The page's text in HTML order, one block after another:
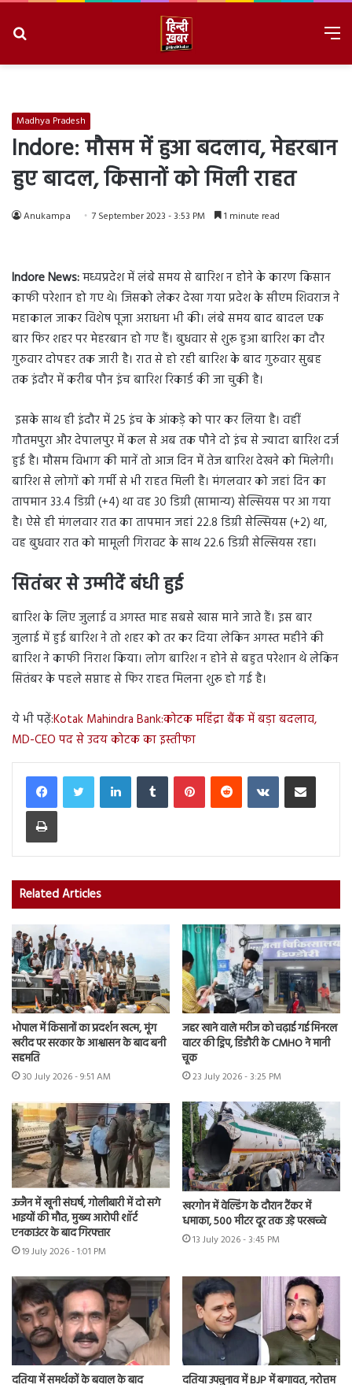
Madhya Pradesh
Indore: मौसम में हुआ बदलाव, मेहरबान
हुए बादल, किसानों को मिली राहत
Anukampa 7 September 2023 - 3:53 PM 1 minute read
Indore News:मध्यप्रदेश में लंबे समय से बारिश न होने के कारण किसान
काफी परेशान हो गए थे। जिसको लेकर देखा गया प्रदेश के सीएम शिवराज ने
महाकाल जाकर विशेष पूजा अराधना भी की। लंबे समय बाद बादल एक
बार फिर शहर पर मेहरबान हो गए हैं। बुधवार से शुरू हुआ बारिश का दौर
गुरुवार दोपहर तक जारी है। रात से हो रही बारिश के बाद गुरुवार सुबह
तक इंदौर में करीब पौन इंच बारिश रिकार्ड की जा चुकी है।
इसके साथ ही इंदौर में 25 इंच के आंकड़े को पार कर लिया है। वहीं
गौतमपुरा और देपालपुर में कल से अब तक पौने दो इंच से ज्यादा बारिश दर्ज
हुई है। मौसम विभाग की मानें तो आज दिन में तेज बारिश देखने को मिलेगी।
बारिश से लोगों को गर्मी से भी राहत मिली है। मंगलवार को जहां दिन का
तापमान 33.4 डिग्री (+4) था वह 30 डिग्री (सामान्य) सेल्सियस पर आ गया
है। ऐसे ही मंगलवार रात का तापमान जहां 22.8 डिग्री सेल्सियस (+2) था,
वह बुधवार रात को मामूली गिरावट के साथ 22.6 डिग्री सेल्सियस रहा।
सितंबर से उम्मीदें बंधी हुई
बारिश के लिए जुलाई व अगस्त माह सबसे खास माने जाते हैं। इस बार
जुलाई में हुई बारिश ने तो शहर को तर कर दिया लेकिन अगस्त महीने की
बारिश ने काफी निराश किया। लोग बारिश न होने से बहुत परेशान थे लेकिन
सितंबर के पहले सप्ताह से फिर राहत मिलना शुरू हो गई है।
ये भी पढ़ें:Kotak Mahindra Bank:कोटक महिंद्रा बैंक में बड़ा बदलाव,
MD-CEO पद से उदय कोटक का इस्तीफा
LinkedInTumblr PinterestReddit VKontakteShare via Email
Print
Related Articles
भोपाल में किसानों का प्रदर्शन खत्म, मूंग
खरीद पर सरकार के आश्वासन के बाद बनी
सहमति
30 July 2026 - 9:51 AM
जहर खाने वाले मरीज को चढ़ाई गई मिनरल
वाटर की ड्रिप, डिंडौरी के CMHO ने मानी
चूक
23 July 2026 - 3:25 PM
उज्जैन में खूनी संघर्ष, गोलीबारी में दो सगे
भाइयों की मौत, मुख्य आरोपी शॉर्ट
एनकाउंटर के बाद गिरफ्तार
19 July 2026 - 1:01 PM
खरगोन में वेल्डिंग के दौरान टैंकर में
धमाका, 500 मीटर दूर तक उड़े परखच्चे
13 July 2026 - 3:45 PM
दतिया में समर्थकों के बवाल के बाद
दतिया उपचुनाव में BJP में बगावत, नरोत्तम